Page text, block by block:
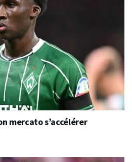
mercato s’accélérer